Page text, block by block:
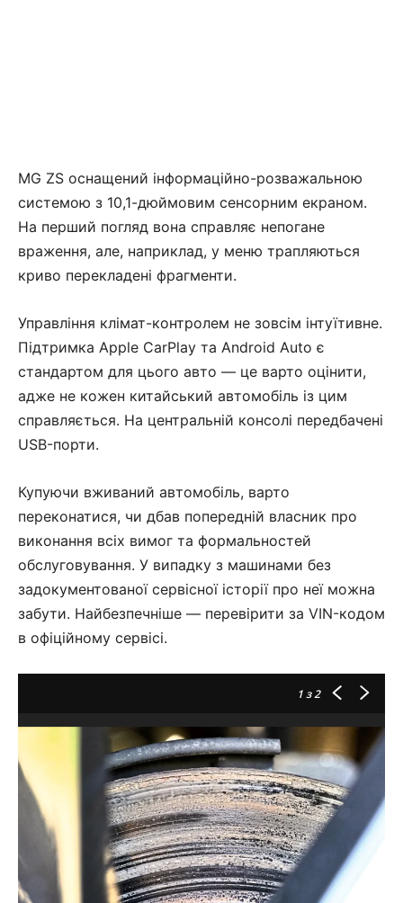
MG ZS оснащений інформаційно-розважальною
системою з 10,1-дюймовим сенсорним екраном.
На перший погляд вона справляє непогане
враження, але, наприклад, у меню трапляються
криво перекладені фрагменти.
Управління клімат-контролем не зовсім інтуїтивне.
Підтримка Apple CarPlay та Android Auto є
стандартом для цього авто — це варто оцінити,
адже не кожен китайський автомобіль із цим
справляється. На центральній консолі передбачені
USB-порти.
Купуючи вживаний автомобіль, варто
переконатися, чи дбав попередній власник про
виконання всіх вимог та формальностей
обслуговування. У випадку з машинами без
задокументованої сервісної історії про неї можна
забути. Найбезпечніше — перевірити за VIN-кодом
в офіційному сервісі.
1з 2